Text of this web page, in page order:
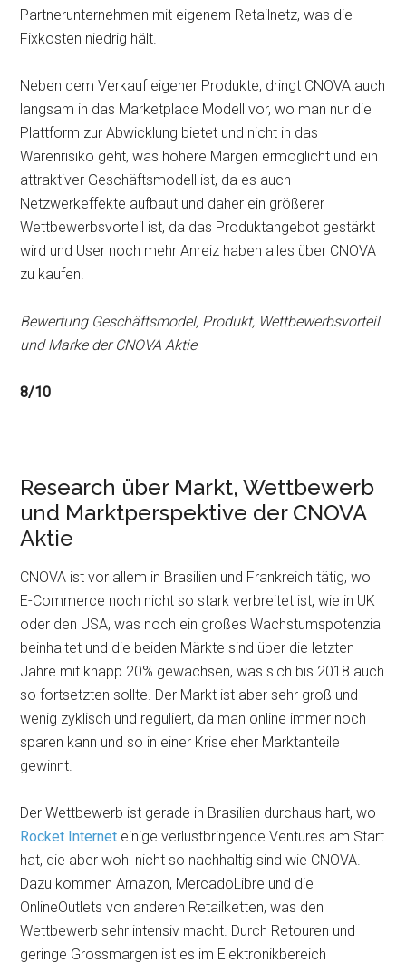
Partnerunternehmen mit eigenem Retailnetz, was die
Fixkosten niedrig hält.
Neben dem Verkauf eigener Produkte, dringt CNOVA auch
langsam in das Marketplace Modell vor, wo man nur die
Plattform zur Abwicklung bietet und nicht in das
Warenrisiko geht, was höhere Margen ermöglicht und ein
attraktiver Geschäftsmodell ist, da es auch
Netzwerkeffekte aufbaut und daher ein größerer
Wettbewerbsvorteil ist, da das Produktangebot gestärkt
wird und User noch mehr Anreiz haben alles über CNOVA
zu kaufen.
Bewertung Geschäftsmodel, Produkt, Wettbewerbsvorteil
und Marke der CNOVA Aktie
8/10
Research über Markt, Wettbewerb
und Marktperspektive der CNOVA
Aktie
CNOVA ist vor allem in Brasilien und Frankreich tätig, wo
E-Commerce noch nicht so stark verbreitet ist, wie in UK
oder den USA, was noch ein großes Wachstumspotenzial
beinhaltet und die beiden Märkte sind über die letzten
Jahre mit knapp 20% gewachsen, was sich bis 2018 auch
so fortsetzten sollte. Der Markt ist aber sehr groß und
wenig zyklisch und reguliert, da man online immer noch
sparen kann und so in einer Krise eher Marktanteile
gewinnt.
Der Wettbewerb ist gerade in Brasilien durchaus hart, wo
Rocket Internet einige verlustbringende Ventures am Start
hat, die aber wohl nicht so nachhaltig sind wie CNOVA.
Dazu kommen Amazon, MercadoLibre und die
OnlineOutlets von anderen Retailketten, was den
Wettbewerb sehr intensiv macht. Durch Retouren und
geringe Grossmargen ist es im Elektronikbereich